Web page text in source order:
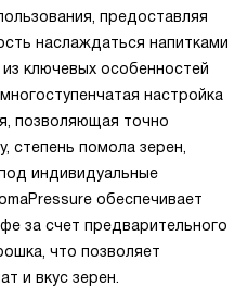
предоставляя
наслаждаться напитками
ключевых особенностей
настройка
позволяющая точно
степень помола зерен,
индивидуальные
обеспечивает
за счет предварительного
что позволяет
и вкус зерен.